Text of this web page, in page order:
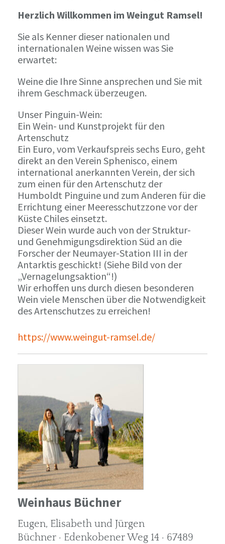
Herzlich Willkommen im Weingut Ramsel!
Sie als Kenner dieser nationalen und
internationalen Weine wissen was Sie
erwartet:
Weine die Ihre Sinne ansprechen und Sie mit
ihrem Geschmack überzeugen.
Unser Pinguin-Wein:
Ein Wein- und Kunstprojekt für den
Artenschutz
Ein Euro, vom Verkaufspreis sechs Euro, geht
direkt an den Verein Sphenisco, einem
international anerkannten Verein, der sich
zum einen für den Artenschutz der
Humboldt Pinguine und zum Anderen für die
Errichtung einer Meeresschutzzone vor der
Küste Chiles einsetzt.
Dieser Wein wurde auch von der Struktur-
und Genehmigungsdirektion Süd an die
Forscher der Neumayer-Station III in der
Antarktis geschickt! (Siehe Bild von der
„Vernagelungsaktion“!)
Wir erhoffen uns durch diesen besonderen
Wein viele Menschen über die Notwendigkeit
des Artenschutzes zu erreichen!
https://www.weingut-ramsel.de/
Weinhaus Büchner
Eugen, Elisabeth und Jürgen
Büchner · Edenkobener Weg 14 · 67489